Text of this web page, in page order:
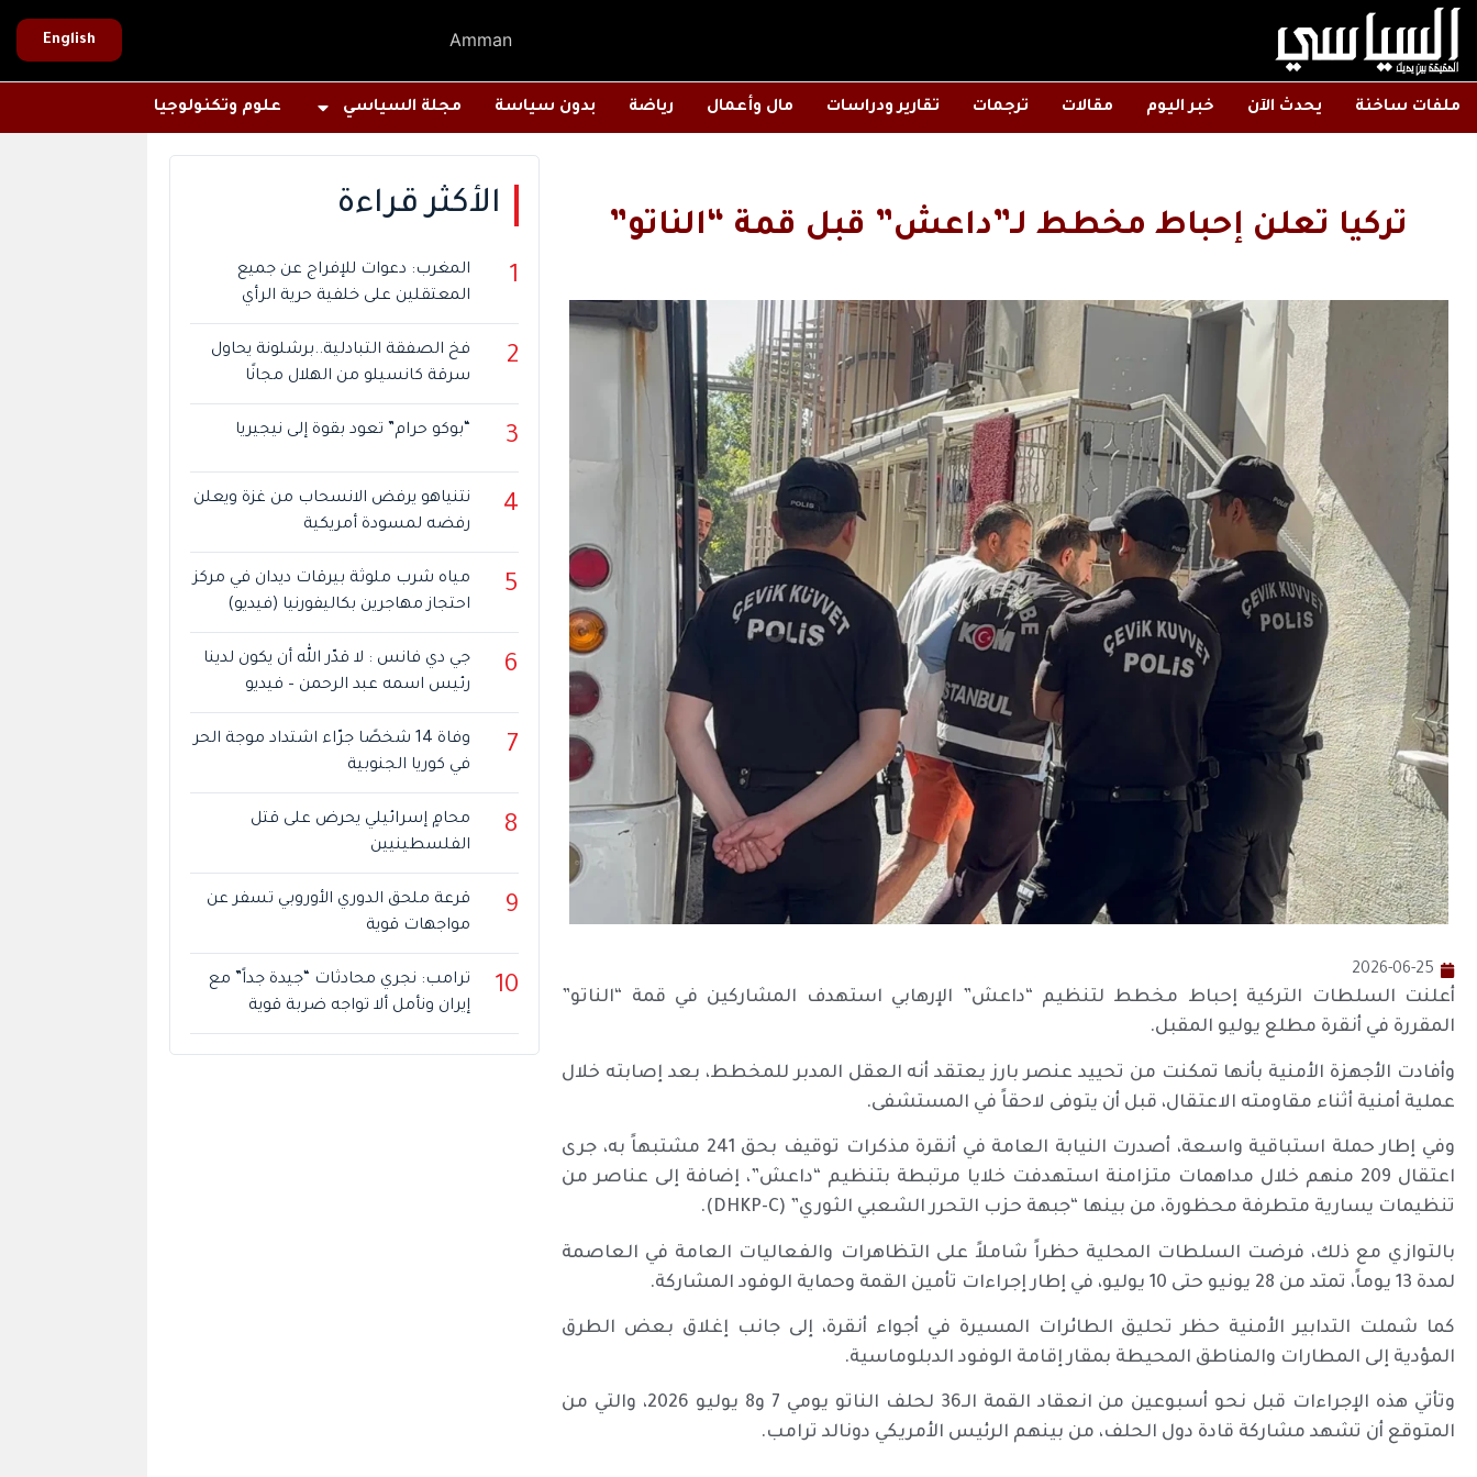
Amman
English
ملفات ساخنة يحدث الآن خبر اليوم مقالات ترجمات تقارير ودراسات مال وأعمال رياضة بدون سياسة مجلة السياسي علوم وتكنولوجيا
تركيا تعلن إحباط مخطط لـ”داعش” قبل قمة “الناتو”
2026-06-25
أعلنت السلطات التركية إحباط مخطط لتنظيم “داعش” الإرهابي استهدف المشاركين في قمة “الناتو”
المقررة في أنقرة مطلع يوليو المقبل.
وأفادت الأجهزة الأمنية بأنها تمكنت من تحييد عنصر بارز يعتقد أنه العقل المدبر للمخطط، بعد إصابته خلال
عملية أمنية أثناء مقاومته الاعتقال، قبل أن يتوفى لاحقاً في المستشفى.
وفي إطار حملة استباقية واسعة، أصدرت النيابة العامة في أنقرة مذكرات توقيف بحق 241 مشتبهاً به، جرى
اعتقال 209 منهم خلال مداهمات متزامنة استهدفت خلايا مرتبطة بتنظيم “داعش”، إضافة إلى عناصر من
تنظيمات يسارية متطرفة محظورة، من بينها “جبهة حزب التحرر الشعبي الثوري” (DHKP-C).
بالتوازي مع ذلك، فرضت السلطات المحلية حظراً شاملاً على التظاهرات والفعاليات العامة في العاصمة
لمدة 13 يوماً، تمتد من 28 يونيو حتى 10 يوليو، في إطار إجراءات تأمين القمة وحماية الوفود المشاركة.
كما شملت التدابير الأمنية حظر تحليق الطائرات المسيرة في أجواء أنقرة، إلى جانب إغلاق بعض الطرق
المؤدية إلى المطارات والمناطق المحيطة بمقار إقامة الوفود الدبلوماسية.
وتأتي هذه الإجراءات قبل نحو أسبوعين من انعقاد القمة الـ36 لحلف الناتو يومي 7 و8 يوليو 2026، والتي من
المتوقع أن تشهد مشاركة قادة دول الحلف، من بينهم الرئيس الأمريكي دونالد ترامب.
الأكثر قراءة
1
المغرب: دعوات للإفراج عن جميع
المعتقلين على خلفية حرية الرأي
2
فخ الصفقة التبادلية..برشلونة يحاول
سرقة كانسيلو من الهلال مجانًا
3 “بوكو حرام” تعود بقوة إلى نيجيريا
4
نتنياهو يرفض الانسحاب من غزة ويعلن
رفضه لمسودة أمريكية
5
مياه شرب ملوثة بيرقات ديدان في مركز
احتجاز مهاجرين بكاليفورنيا (فيديو)
6
جي دي فانس : لا قدّر الله أن يكون لدينا
رئيس اسمه عبد الرحمن – فيديو
7
وفاة 14 شخصًا جرّاء اشتداد موجة الحر
في كوريا الجنوبية
8
محامٍ إسرائيلي يحرض على قتل
الفلسطينيين
9
قرعة ملحق الدوري الأوروبي تسفر عن
مواجهات قوية
10
ترامب: نجري محادثات “جيدة جداً” مع
إيران ونأمل ألا تواجه ضربة قوية